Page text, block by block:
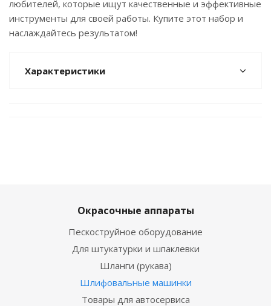
любителей, которые ищут качественные и эффективные
инструменты для своей работы. Купите этот набор и
наслаждайтесь результатом!
Характеристики
Окрасочные аппараты
Пескоструйное оборудование
Для штукатурки и шпаклевки
Шланги (рукава)
Шлифовальные машинки
Товары для автосервиса